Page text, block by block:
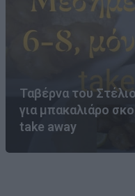
Ταβέρνα του
για μπακαλιάρο
take away